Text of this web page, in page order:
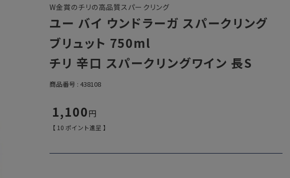
W金賞のチリの高品質スパークリング
ユー バイ ウンドラーガ スパークリング
ブリュット 750ml
チリ 辛口 スパークリングワイン 長S
商品番号 438108
1,100
【 10 ポイント進呈 】